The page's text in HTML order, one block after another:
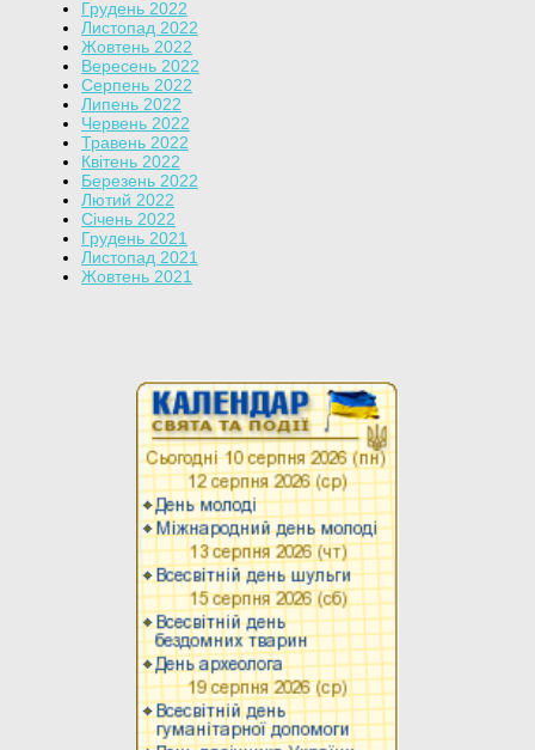
Грудень 2022
Листопад 2022
Жовтень 2022
Вересень 2022
Серпень 2022
Липень 2022
Червень 2022
Травень 2022
Квітень 2022
Березень 2022
Лютий 2022
Січень 2022
Грудень 2021
Листопад 2021
Жовтень 2021